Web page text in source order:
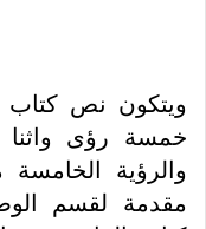
ويتكون نص كتاب
خمسة رؤى
والرؤية
مقدمة لقسم